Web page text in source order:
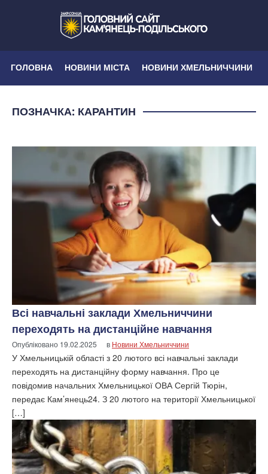
ГОЛОВНА НОВИНИ МІСТА НОВИНИ ХМЕЛЬНИЧЧИНИ
ПОЗНАЧКА: КАРАНТИН
Всі навчальні заклади Хмельниччини
переходять на дистанційне навчання
Опубліковано 19.02.2025 в Новини Хмельниччини
У Хмельницькій області з 20 лютого всі навчальні заклади
переходять на дистанційну форму навчання. Про це
повідомив начальних Хмельницької ОВА Сергій Тюрін,
передає Кам’янець24. З 20 лютого на території Хмельницької
[…]